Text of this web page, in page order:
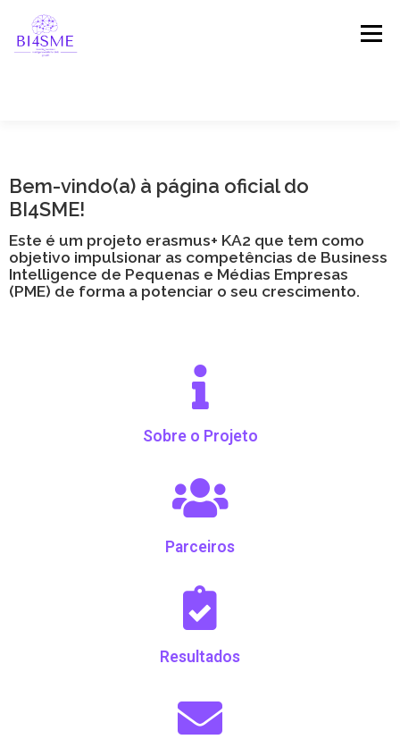
Menu
RESULTADOS
TESTEMUNHOS CONTACTE-NOS!
Bem-vindo(a) à página oficial do
BI4SME!
Este é um projeto erasmus+ KA2 que tem como
objetivo impulsionar as competências de Business
Intelligence de Pequenas e Médias Empresas
(PME) de forma a potenciar o seu crescimento.
Sobre o Projeto
Parceiros
Resultados